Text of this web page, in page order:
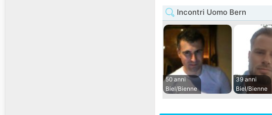
Incontri Uomo Bern
50 anni
Biel/Bienne
39 anni
Biel/Bienne